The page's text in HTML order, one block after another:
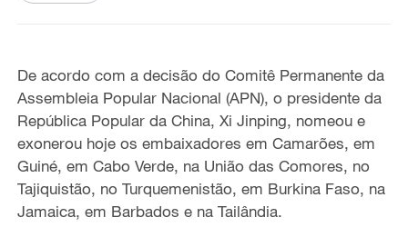
De acordo com a decisão do Comitê Permanente da
Assembleia Popular Nacional (APN), o presidente da
República Popular da China, Xi Jinping, nomeou e
exonerou hoje os embaixadores em Camarões, em
Guiné, em Cabo Verde, na União das Comores, no
Tajiquistão, no Turquemenistão, em Burkina Faso, na
Jamaica, em Barbados e na Tailândia.